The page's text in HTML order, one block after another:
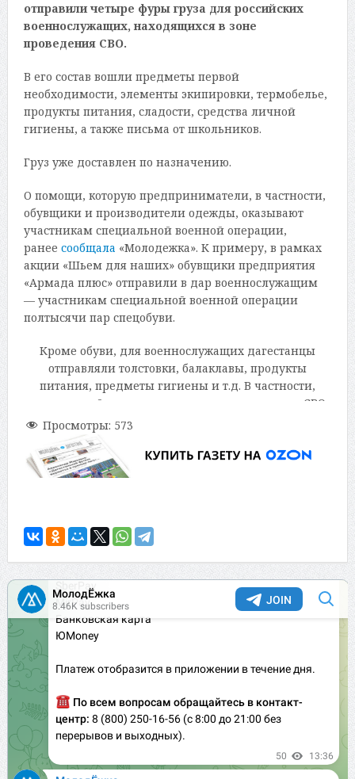
отправили четыре фуры груза для российских
военнослужащих, находящихся в зоне
проведения СВО.
В его состав вошли предметы первой
необходимости, элементы экипировки, термобелье,
продукты питания, сладости, средства личной
гигиены, а также письма от школьников.
Груз уже доставлен по назначению.
О помощи, которую предприниматели, в частности,
обувщики и производители одежды, оказывают
участникам специальной военной операции,
ранее сообщала «Молодежка». К примеру, в рамках
акции «Шьем для наших» обувщики предприятия
«Армада плюс» отправили в дар военнослужащим
— участникам специальной военной операции
полтысячи пар спецобуви.
Кроме обуви, для военнослужащих дагестанцы
отправляли толстовки, балаклавы, продукты
питания, предметы гигиены и т.д. В частности,
группы швей готовили одежду для участников СВО.
Просмотры: 573